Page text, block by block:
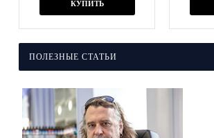
КУПИТЬ
ПОЛЕЗНЫЕ СТАТЬИ